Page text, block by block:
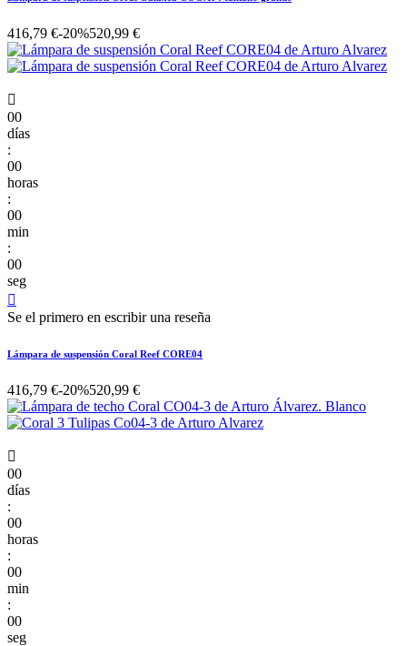
416,79 €-20%520,99 €

00
días
:
00
horas
:
00
min
:
00
seg

Se el primero en escribir una reseña
Lámpara de suspensión Coral Reef CORE04
416,79 €-20%520,99 €

00
días
:
00
horas
:
00
min
:
00
seg